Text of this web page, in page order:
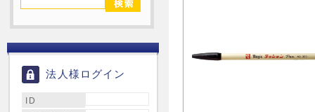
法人様ログイン
ID